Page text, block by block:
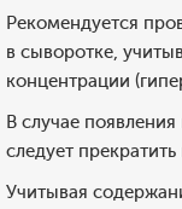
Рекомендуется
в сыворотке,
концентрации
В случае
следует
Учитывая